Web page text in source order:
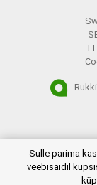
Sulle parima
veebisaidil